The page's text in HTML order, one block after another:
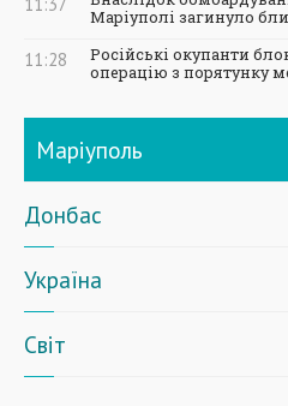
Маріуполі загинуло
11:28
Російські окупанти
операцію з порятунку
Маріуполь
Донбас
Україна
Світ